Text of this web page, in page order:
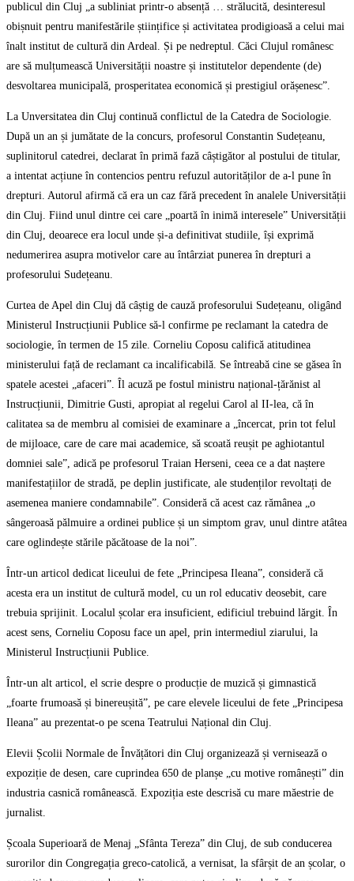
publicul din Cluj „a subliniat printr-o absență … strălucită, desinteresul
obișnuit pentru manifestările științifice și activitatea prodigioasă a celui mai
înalt institut de cultură din Ardeal. Și pe nedreptul. Căci Clujul românesc
are să mulțumească Universității noastre și institutelor dependente (de)
desvoltarea municipală, prosperitatea economică și prestigiul orășenesc”.
La Unversitatea din Cluj continuă conflictul de la Catedra de Sociologie.
După un an și jumătate de la concurs, profesorul Constantin Sudețeanu,
suplinitorul catedrei, declarat în primă fază câștigător al postului de titular,
a intentat acțiune în contencios pentru refuzul autorităților de a-l pune în
drepturi. Autorul afirmă că era un caz fără precedent în analele Universității
din Cluj. Fiind unul dintre cei care „poartă în inimă interesele” Universității
din Cluj, deoarece era locul unde și-a definitivat studiile, își exprimă
nedumerirea asupra motivelor care au întârziat punerea în drepturi a
profesorului Sudețeanu.
Curtea de Apel din Cluj dă câștig de cauză profesorului Sudețeanu, oligând
Ministerul Instrucțiunii Publice să-l confirme pe reclamant la catedra de
sociologie, în termen de 15 zile. Corneliu Coposu califică atitudinea
ministerului față de reclamant ca incalificabilă. Se întreabă cine se găsea în
spatele acestei „afaceri”. Îl acuză pe fostul ministru național-țărănist al
Instrucțiunii, Dimitrie Gusti, apropiat al regelui Carol al II-lea, că în
calitatea sa de membru al comisiei de examinare a „încercat, prin tot felul
de mijloace, care de care mai academice, să scoată reușit pe aghiotantul
domniei sale”, adică pe profesorul Traian Herseni, ceea ce a dat naștere
manifestațiilor de stradă, pe deplin justificate, ale studenților revoltați de
asemenea maniere condamnabile”. Consideră că acest caz rămânea „o
sângeroasă pălmuire a ordinei publice și un simptom grav, unul dintre atâtea
care oglindește stările păcătoase de la noi”.
Într-un articol dedicat liceului de fete „Principesa Ileana”, consideră că
acesta era un institut de cultură model, cu un rol educativ deosebit, care
trebuia sprijinit. Localul școlar era insuficient, edificiul trebuind lărgit. În
acest sens, Corneliu Coposu face un apel, prin intermediul ziarului, la
Ministerul Instrucțiunii Publice.
Într-un alt articol, el scrie despre o producție de muzică și gimnastică
„foarte frumoasă și binereușită”, pe care elevele liceului de fete „Principesa
Ileana” au prezentat-o pe scena Teatrului Național din Cluj.
Elevii Școlii Normale de Învățători din Cluj organizează și vernisează o
expoziție de desen, care cuprindea 650 de planșe „cu motive românești” din
industria casnică românească. Expoziția este descrisă cu mare măestrie de
jurnalist.
Școala Superioară de Menaj „Sfânta Tereza” din Cluj, de sub conducerea
surorilor din Congregația greco-catolică, a vernisat, la sfârșit de an școlar, o